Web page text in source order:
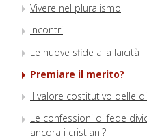
Vivere nel pluralismo
Incontri
Le nuove sfide alla laicità
Premiare il merito?
Il valore costitutivo delle
Le confessioni di fede
ancora i cristiani?